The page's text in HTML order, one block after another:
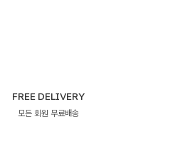
FREE DELIVERY
모든 회원 무료배송